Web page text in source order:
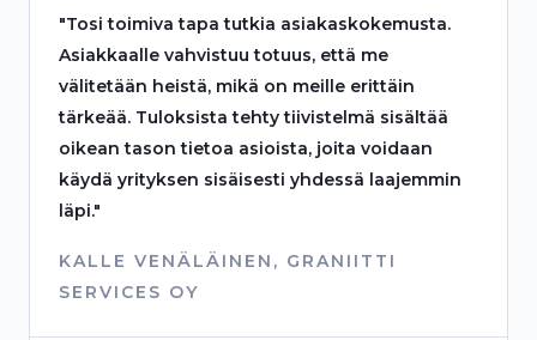
"Tosi toimiva tapa tutkia asiakaskokemusta.
Asiakkaalle vahvistuu totuus, että me
välitetään heistä, mikä on meille erittäin
tärkeää. Tuloksista tehty tiivistelmä sisältää
oikean tason tietoa asioista, joita voidaan
käydä yrityksen sisäisesti yhdessä laajemmin
läpi."
KALLE VENÄLÄINEN, GRANIITTI
SERVICES OY